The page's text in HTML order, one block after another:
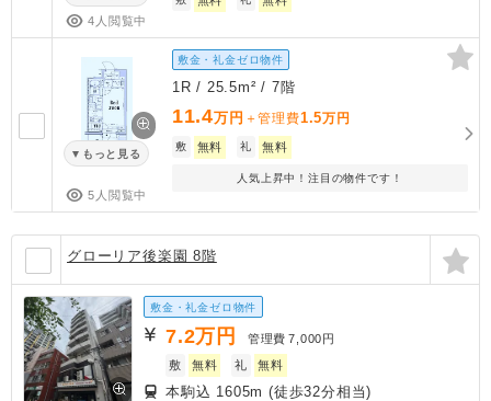
4人閲覧中
もっと見る
5人閲覧中
敷金・礼金ゼロ物件
1R / 25.5m² / 7階
11.4万円 ＋管理費1.5万円
敷 無料 礼 無料
人気上昇中！注目の物件です！
グローリア後楽園 8階
敷金・礼金ゼロ物件
7.2万円 管理費 7,000円
敷
無料 礼 無料
本駒込 1605m (徒歩32分相当)